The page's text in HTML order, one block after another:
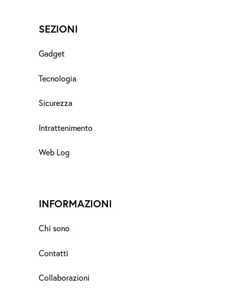
SEZIONI
Gadget
Tecnologia
Sicurezza
Intrattenimento
Web Log
INFORMAZIONI
Chi sono
Contatti
Collaborazioni